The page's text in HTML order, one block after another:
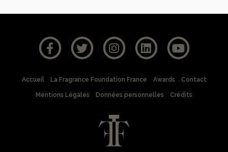
Accueil La Fragrance Foundation France Awards Contact
Mentions Légales Données personnelles Crédits